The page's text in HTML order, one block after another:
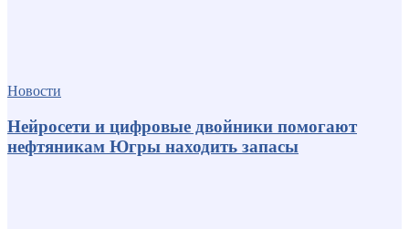
Новости
Нейросети и цифровые двойники помогают
нефтяникам Югры находить запасы